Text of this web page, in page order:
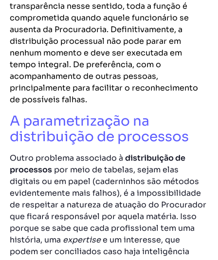
transparência nesse sentido, toda a função é
comprometida quando aquele funcionário se
ausenta da Procuradoria. Definitivamente, a
distribuição processual não pode parar em
nenhum momento e deve ser executada em
tempo integral. De preferência, com o
acompanhamento de outras pessoas,
principalmente para facilitar o reconhecimento
de possíveis falhas.
A parametrização na
distribuição de processos
Outro problema associado à distribuição de
processos por meio de tabelas, sejam elas
digitais ou em papel (caderninhos são métodos
evidentemente mais falhos), é a impossibilidade
de respeitar a natureza de atuação do Procurador
que ficará responsável por aquela matéria. Isso
porque se sabe que cada profissional tem uma
história, uma expertisee um interesse, que
podem ser conciliados caso haja inteligência